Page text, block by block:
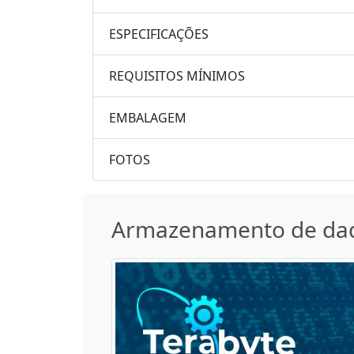
ESPECIFICAÇÕES
REQUISITOS MÍNIMOS
EMBALAGEM
FOTOS
Armazenamento de